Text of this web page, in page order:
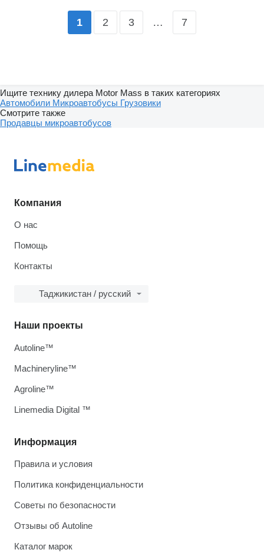
1 2 3 … 7
Ищите технику дилера Motor Mass в таких категориях
Автомобили Микроавтобусы Грузовики
Смотрите также
Продавцы микроавтобусов
Компания
О нас
Помощь
Контакты
Таджикистан / русский
Информация
Правила и условия
Политика конфиденциальности
Советы по безопасности
Отзывы об Autoline
Каталог марок
Наши проекты
Autoline™
Machineryline™
Agroline™
Linemedia Digital ™